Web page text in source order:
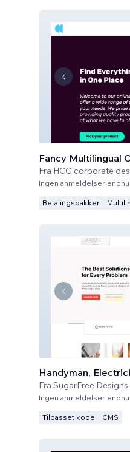
Fancy Multilingual
Fra HCG corporate
Ingen anmeldelser endnu
Betalingspakker
Fra SugarFree Designs
Ingen anmeldelser endnu
Tilpasset kode CMS